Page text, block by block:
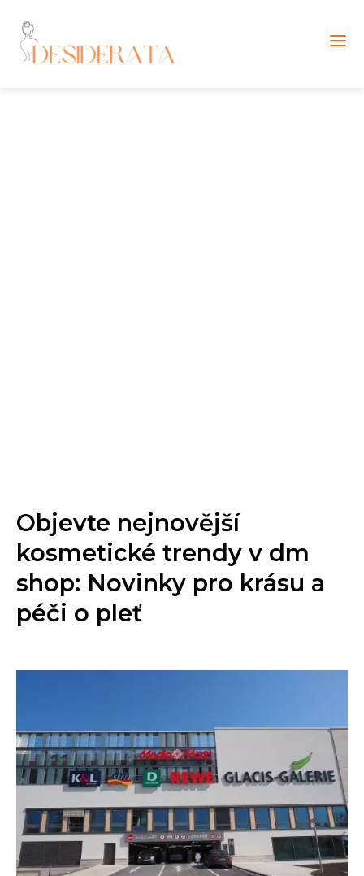
Objevte nejnovější
kosmetické trendy v dm
shop: Novinky pro krásu a
péči o pleť